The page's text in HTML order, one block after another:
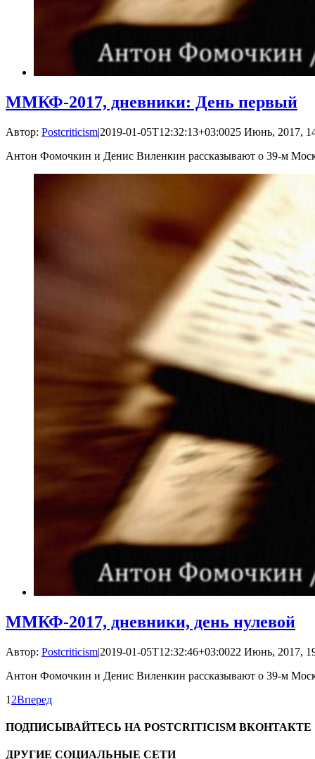
ММКФ-2017, дневники: День первый
Автор: Postcriticism|2019-01-05T12:32:13+03:0025 Июнь, 2017,
Антон Фомочкин и Денис Виленкин рассказывают о 39-м
ММКФ-2017, дневники, день нулевой
Автор: Postcriticism|2019-01-05T12:32:46+03:0022 Июнь, 2017,
Антон Фомочкин и Денис Виленкин рассказывают о 39-м
1 2Вперед
ПОДПИСЫВАЙТЕСЬ НА POSTCRITICISM ВКОНТАКТЕ
ДРУГИЕ СОЦИАЛЬНЫЕ СЕТИ